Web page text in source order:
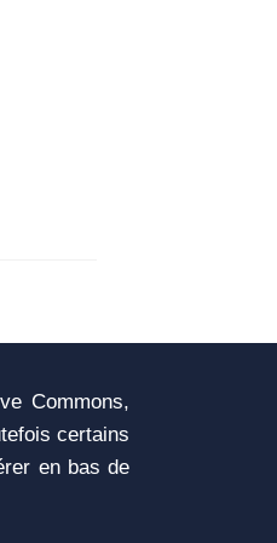
Commons,
certains
en bas de